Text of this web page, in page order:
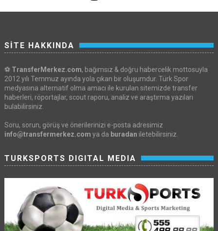
SİTE HAKKINDA
⚽ TransferMerkez.com, bağımsız & doğru habercelik mottosuyla
2012 yılı Temmuz ayında yola çıkan bir oluşumdur. Türk Spor
medyasına alternatif olma amacı ile kurulan sitemizde transfer
haberleri, röportajlar, scout raporu, analiz ve araştırma yazıları
bulabilirsiniz.
Soru, sorun, görüş ve önerilerinizi e-posta adresimiz
info@transfermerkez.com ya da buradan iletebilirsiniz.
TURKSPORTS DIGITAL MEDIA